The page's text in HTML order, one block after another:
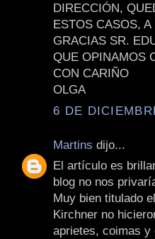
DIRECCIÓN,
ESTOS CASOS,
GRACIAS SR.
QUE OPINAMOS
CON CARIÑO
OLGA
6 DE
Martins dijo...
El artículo es
blog no nos
Muy bien titulado
Kirchner no
aprietes, coimas y